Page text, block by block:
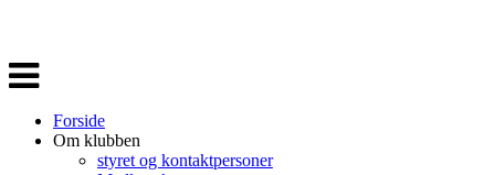
Veksle
navigasjon
Forside
Om klubben
styret og kontaktpersoner